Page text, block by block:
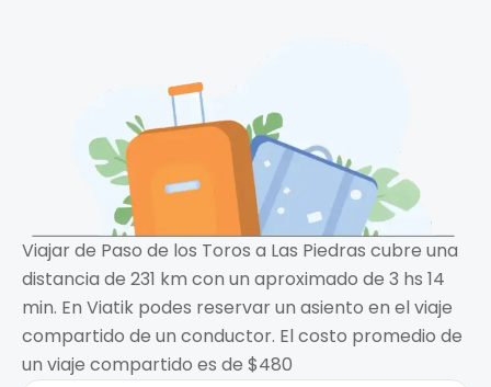
Viajar de Paso de los Toros a Las Piedras cubre una
distancia de 231 km con un aproximado de 3 hs 14
min. En Viatik podes reservar un asiento en el viaje
compartido de un conductor. El costo promedio de
un viaje compartido es de $480